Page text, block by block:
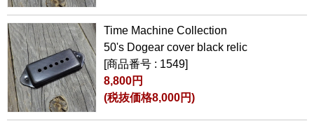
Time Machine Collection
50's Dogear cover black relic
[商品番号 : 1549]
8,800円
(税抜価格8,000円)